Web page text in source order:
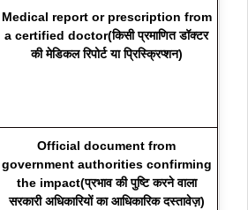
Medical report or prescription from
a certified doctor(किसी प्रमाणित डॉक्टर
की मेडिकल रिपोर्ट या प्रिस्क्रिप्शन)
Official document from
government authorities confirming
the impact(प्रभाव की पुष्टि करने वाला
सरकारी अधिकारियों का आधिकारिक दस्तावेज़)